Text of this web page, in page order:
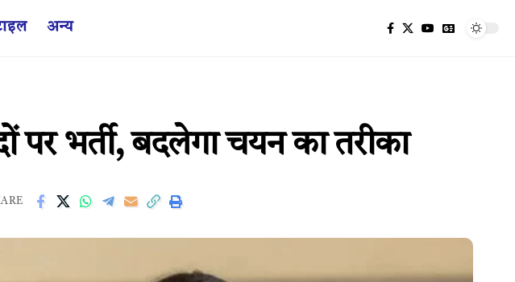
अन्य
पर भर्ती, बदलेगा चयन का तरीका